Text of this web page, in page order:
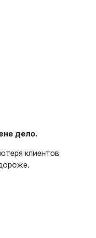
дело.
клиентов